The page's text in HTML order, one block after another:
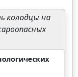
колодцы на